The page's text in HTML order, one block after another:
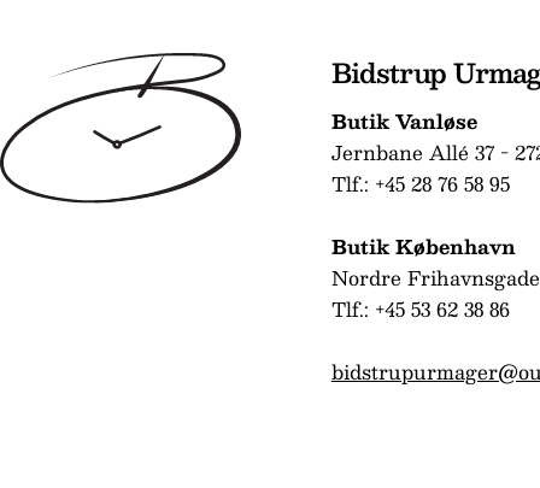
Bidstrup
Butik Vanløse
Jernbane Allé 37 -
Tlf.: +45 28 76 58 95
Butik København
Nordre
Tlf.: +45 53 62 38 86